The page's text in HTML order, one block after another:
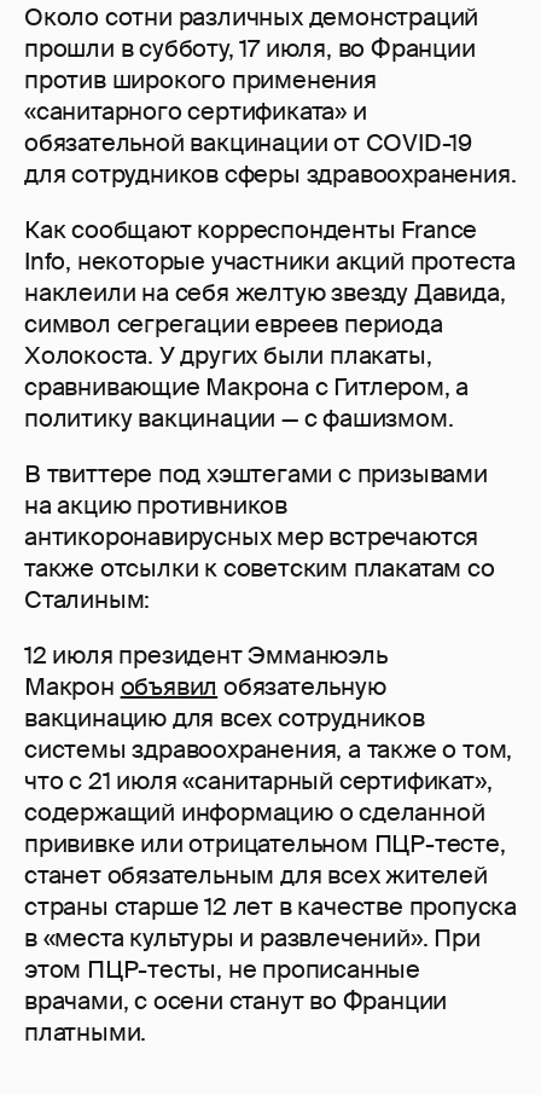
Около сотни различных демонстраций
прошли в субботу, 17 июля, во Франции
против широкого применения
«санитарного сертификата» и
обязательной вакцинации от COVID-19
для сотрудников сферы здравоохранения.
Как сообщают корреспонденты France
Info, некоторые участники акций протеста
наклеили на себя желтую звезду Давида,
символ сегрегации евреев периода
Холокоста. У других были плакаты,
сравнивающие Макрона с Гитлером, а
политику вакцинации — с фашизмом.
В твиттере под хэштегами с призывами
на акцию противников
антикоронавирусных мер встречаются
также отсылки к советским плакатам со
Сталиным:
12 июля президент Эмманюэль
Макрон объявил обязательную
вакцинацию для всех сотрудников
системы здравоохранения, а также о том,
что с 21 июля «санитарный сертификат»,
содержащий информацию о сделанной
прививке или отрицательном ПЦР-тесте,
станет обязательным для всех жителей
страны старше 12 лет в качестве пропуска
в «места культуры и развлечений». При
этом ПЦР-тесты, не прописанные
врачами, с осени станут во Франции
платными.